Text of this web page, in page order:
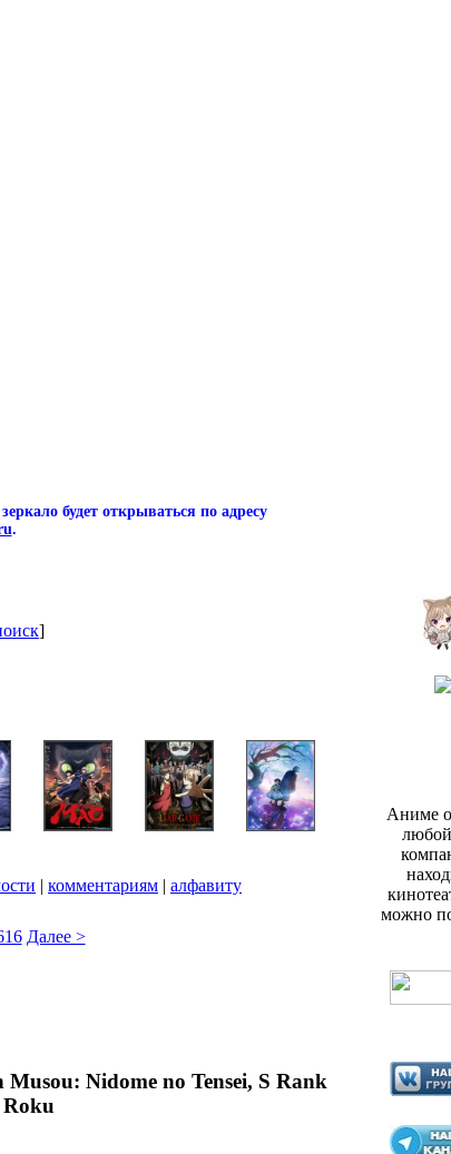
будет открываться по адресу
.
]
| комментариям | алфавиту
Далее >
Nidome no Tensei, S Rank
Аниме
можно